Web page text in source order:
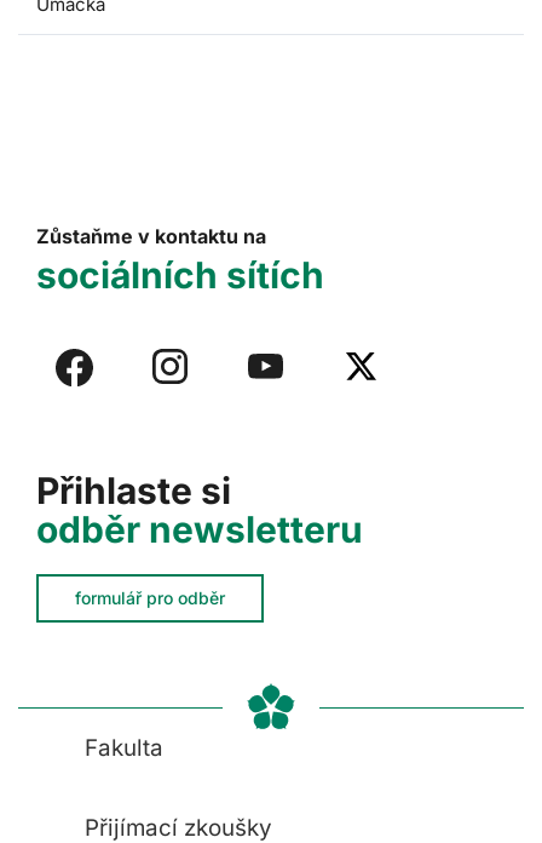
Přihlaste si
odběr newsletteru
formulář pro odběr
Zůstaňme v kontaktu na
sociálních sítích
Fakulta
Přijímací zkoušky